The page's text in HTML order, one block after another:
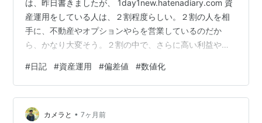
は、昨日書きましたが、 1day1new.hatenadiary.com 資
産運用をしている人は、２割程度らしい。２割の人を相
手に、不動産やオプションやらを営業しているのだか
ら、かなり大変そう。２割の中で、さらに高い利益やパ
だろうなあ。 これが、学力だとすると、ある程度以上の
偏差値の大学に行っている人で、その中でも有名大企業
や高級官僚や外資に就職を目指すようなものだろうか。
そう思って、展示会場をほっつき歩いていると、いかに
#日記 #資産運用 #偏差値 #数値化
カメラと • 7ヶ月前